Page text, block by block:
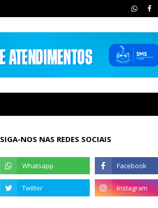
SIGA-NOS NAS REDES SOCIAIS